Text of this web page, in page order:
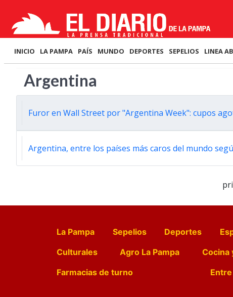
INICIO LA PAMPA PAÍS MUNDO DEPORTES SEPELIOS LINEA
Argentina
Furor en Wall Street por "Argentina Week": cupos
Argentina, entre los países más caros del mundo
La Pampa Sepelios Deportes
Culturales
Agro La Pampa Cocina
Farmacias de turno